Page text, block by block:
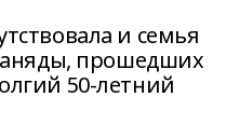
и семья
прошедших
50-летний